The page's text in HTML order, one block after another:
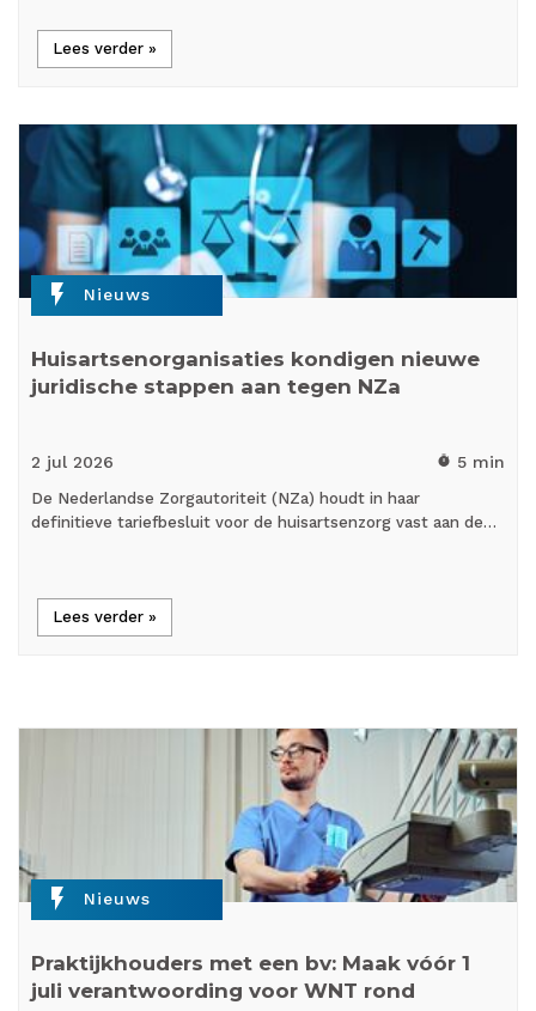
Lees verder »
flash_on Nieuws
Huisartsenorganisaties kondigen nieuwe
juridische stappen aan tegen NZa
2 jul 2026 timer 5 min
De Nederlandse Zorgautoriteit (NZa) houdt in haar
definitieve tariefbesluit voor de huisartsenzorg vast aan de…
Lees verder »
flash_on Nieuws
Praktijkhouders met een bv: Maak vóór 1
juli verantwoording voor WNT rond